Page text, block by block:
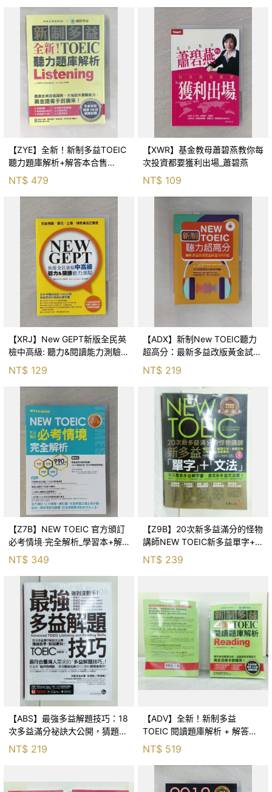
【ZYE】全新！新制多益TOEIC
聽力題庫解析+解答本合售
_Hackers Academia, Joung,
談采薇, 游辰云, T
NT$ 479
【XWR】基金教母蕭碧燕教你每
次投資都要獲利出場_蕭碧燕
NT$ 109
【XRJ】New GEPT新版全民英
檢中高級: 聽力&閱讀能力測驗_
國際語言中心委員會
NT$ 129
【ADX】新制New TOEIC聽力
超高分：最新多益改版黃金試題
1000題_Ki Taek Lee，Mozilge
語言研究所，王傳明
NT$ 219
【Z7B】NEW TOEIC 官方頒訂
必考情境‧完全解析_學習本+解
析本合售_賴世雄
NT$ 349
【Z9B】20次新多益滿分的怪物
講師NEW TOEIC新多益單字+文
法_怪物講師教學團隊
NT$ 239
【ABS】最強多益解題技巧：18
次多益滿分祕訣大公開，猜題最
準，解題快！（附1CD＋VRP虛
擬點讀筆APP）_宋凱琳
NT$ 219
【ADV】全新！新制多益
TOEIC 閱讀題庫解析 + 解答本_
合售_Hackers Academia, 遊辰
雲, Tina
NT$ 519